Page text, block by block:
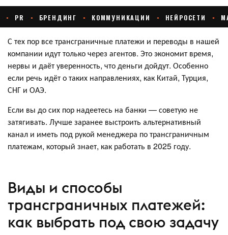
С тех пор все трансграничные платежи и переводы в нашей
компании идут только через агентов. Это экономит время,
нервы и даёт уверенность, что деньги дойдут. Особенно
если речь идёт о таких направлениях, как Китай, Турция,
СНГ и ОАЭ.
Если вы до сих пор надеетесь на банки — советую не
затягивать. Лучше заранее выстроить альтернативный
канал и иметь под рукой менеджера по трансграничным
платежам, который знает, как работать в 2025 году.
Виды и способы
трансграничных платежей:
как выбрать под свою задачу